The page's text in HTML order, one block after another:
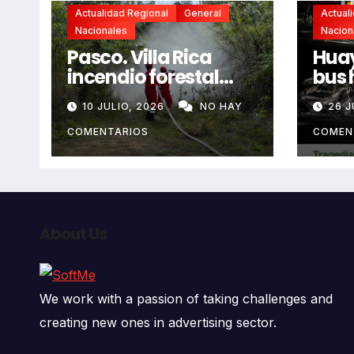
Actualidad Regional
General
Nacionales
Pasco. Villa Rica
incendio forestal
extremo deja dos
fallecidos y heridos
10 JULIO, 2026 NO HAY
COMENTARIOS
bus
en26
We work with a passion of taking challenges and
creating new ones in advertising sector.